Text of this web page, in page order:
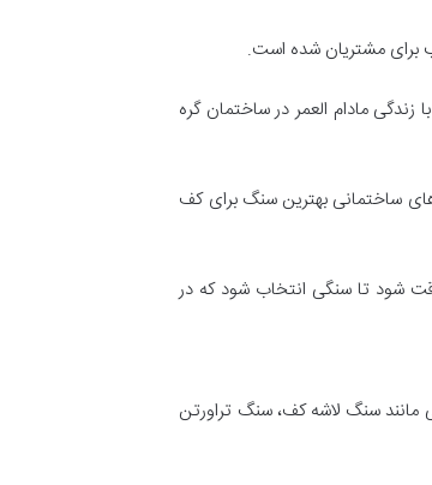
مشتریان شده است.
مادام العمر در ساختمان گره
ساختمانی بهترین سنگ برای کف
شود تا سنگی انتخاب شود که در
مانند سنگ لاشه کف، سنگ تراورتن